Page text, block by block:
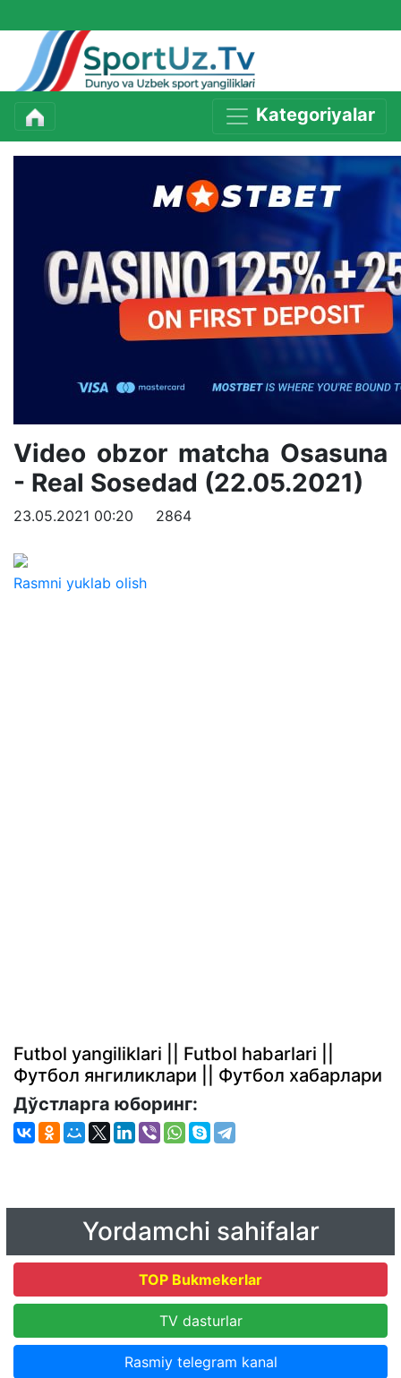
Kategoriyalar
Video obzor matcha Osasuna
- Real Sosedad (22.05.2021)
23.05.2021 00:20 2864
Rasmni yuklab olish
Futbol yangiliklari || Futbol habarlari ||
Футбол янгиликлари || Футбол хабарлари
Дўстларга юборинг:
Yordamchi sahifalar
TOP Bukmekerlar
TV dasturlar
Rasmiy telegram kanal